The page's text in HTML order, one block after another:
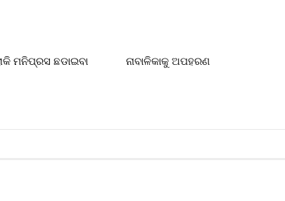
ମନିପ୍ରସ ଛଡାଇବା ନାବାଳିକାକୁ ଅପହରଣ